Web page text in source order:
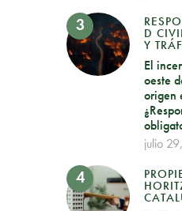
D
Y
El
oeste
origen
julio